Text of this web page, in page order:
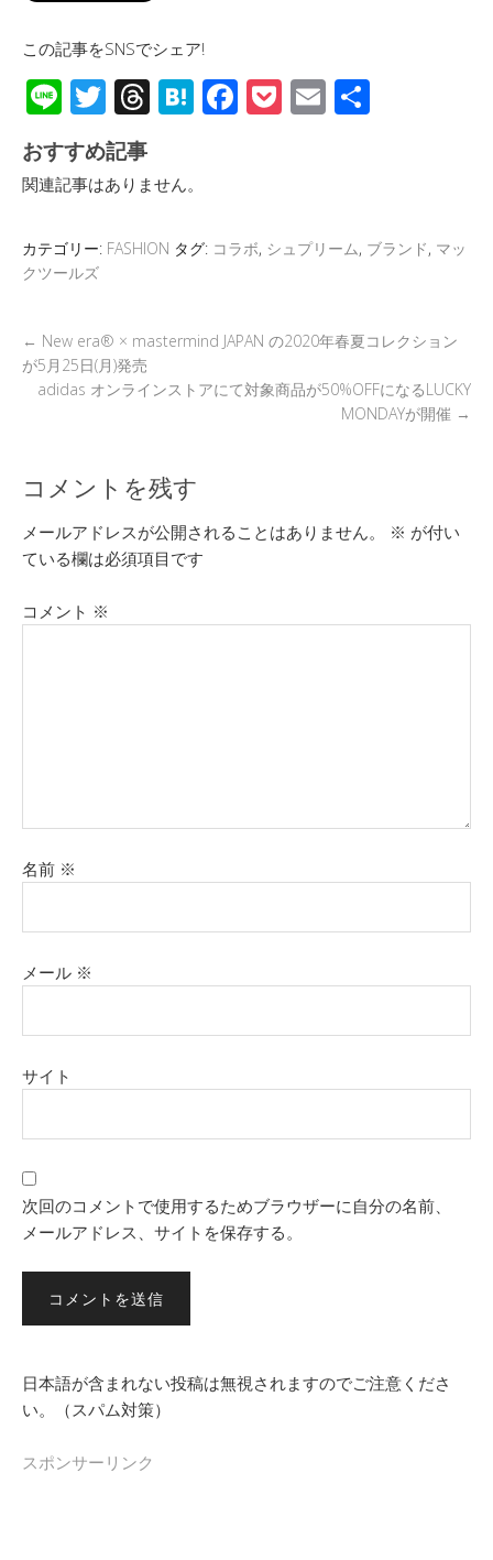
この記事をSNSでシェア!
Li
n
e
T
wi
tt
er
T
hr
e
a
d
H
at
a
F
ac
o
o
P
o
E
m
おすすめ記事
関連記事はありません。
カテゴリー: FASHION タグ: コラボ, シュプリーム, ブランド, マッ
クツールズ
← New era® × mastermind JAPAN の2020年春夏コレクション
が5月25日(月)発売
adidas オンラインストアにて対象商品が50%OFFになるLUCKY
MONDAYが開催 →
コメントを残す
メールアドレスが公開されることはありません。 ※ が付い
ている欄は必須項目です
コメント ※
名前 ※
メール ※
サイト
次回のコメントで使用するためブラウザーに自分の名前、
メールアドレス、サイトを保存する。
日本語が含まれない投稿は無視されますのでご注意くださ
い。（スパム対策）
スポンサーリンク